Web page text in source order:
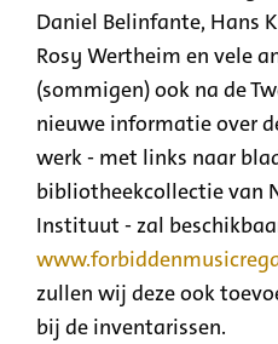
Daniel Belinfante, Hans
Rosy Wertheim en vele
(sommigen) ook na de
nieuwe informatie over
werk - met links naar
bibliotheekcollectie van
Instituut - zal
zullen wij deze ook
bij de inventarissen.